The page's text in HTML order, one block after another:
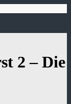
2 – Die